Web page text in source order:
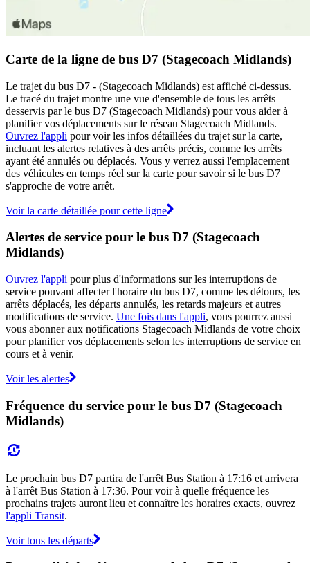
Carte de la ligne de bus D7 (Stagecoach Midlands)
Le trajet du bus D7 - (Stagecoach Midlands) est affiché ci-dessus.
Le tracé du trajet montre une vue d'ensemble de tous les arrêts
desservis par le bus D7 (Stagecoach Midlands) pour vous aider à
planifier vos déplacements sur le réseau Stagecoach Midlands.
Ouvrez l'appli pour voir les infos détaillées du trajet sur la carte,
incluant les alertes relatives à des arrêts précis, comme les arrêts
ayant été annulés ou déplacés. Vous y verrez aussi l'emplacement
des véhicules en temps réel sur la carte pour savoir si le bus D7
s'approche de votre arrêt.
Voir la carte détaillée pour cette ligne
Alertes de service pour le bus D7 (Stagecoach
Midlands)
Ouvrez l'appli pour plus d'informations sur les interruptions de
service pouvant affecter l'horaire du bus D7, comme les détours, les
arrêts déplacés, les départs annulés, les retards majeurs et autres
modifications de service. Une fois dans l'appli, vous pourrez aussi
vous abonner aux notifications Stagecoach Midlands de votre choix
pour planifier vos déplacements selon les interruptions de service en
cours et à venir.
Voir les alertes
Fréquence du service pour le bus D7 (Stagecoach
Midlands)
Le prochain bus D7 partira de l'arrêt Bus Station à 17:16 et arrivera
à l'arrêt Bus Station à 17:36. Pour voir à quelle fréquence les
prochains trajets auront lieu et connaître les horaires exacts, ouvrez
l'appli Transit.
Voir tous les départs